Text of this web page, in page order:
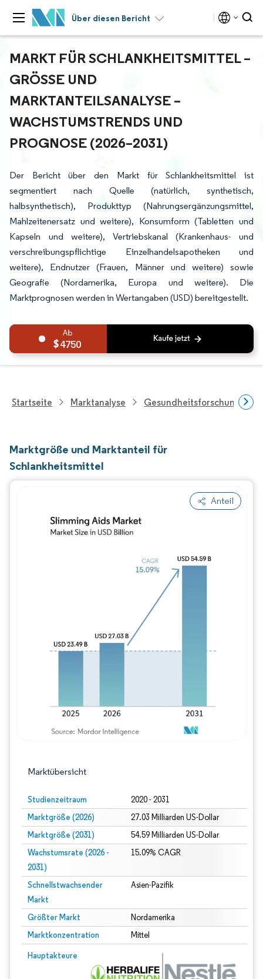
Über diesen Bericht
MARKT FÜR SCHLANKHEITSMITTEL –
GRÖSSE UND M
ARKTANTEILSANALYSE – W
ACHSTUMSTRENDS UND P
ROGNOSE (2026–2031)
Der Bericht über den Markt für Schlankheitsmittel ist
segmentiert nach Quelle (natürlich, synthetisch,
halbsynthetisch), Produkttyp (Nahrungsergänzungsmittel,
Mahlzeitenersatz und weitere), Konsumform (Tabletten und
Kapseln und weitere), Vertriebskanal (Krankenhaus- und
verschreibungspflichtige Einzelhandelsapotheken und
weitere), Endnutzer (Frauen, Männer und weitere) sowie
Geografie (Nordamerika, Europa und weitere). Die
Marktprognosen werden in Wertangaben (USD) bereitgestellt.
4750
Startseite Marktanalyse Gesundheitsforschung
Marktgröße und Marktanteil für
Schlankheitsmittel
Anteil
Marktübersicht
Studienzeitraum 2020 - 2031
Marktgröße (2026) 27.03 Milliarden US-Dollar
Marktgröße (2031) 54.59 Milliarden US-Dollar
Wachstumsrate (2026 -
2031)
15.09% CAGR
Schnellstwachsender
Markt
Asien-Pazifik
Größter Markt Nordamerika
Marktkonzentration Mittel
Hauptakteure
Bild © Mordor Intelligence. Wiederverwendung erfordert Namensnennung
Bild © Mordor Intelligence.